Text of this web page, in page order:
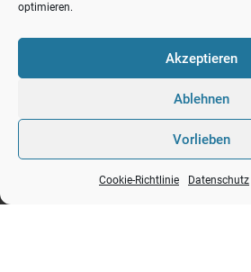
optimieren.
Akzeptieren
Ablehnen
Vorlieben
Cookie-Richtlinie Datenschutz
s+v Gesellschaft für industrielles bauen mbH
Datenschutz